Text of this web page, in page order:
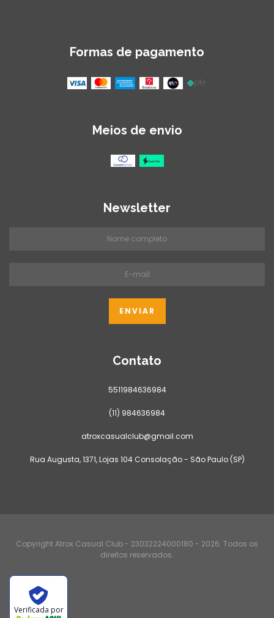
Formas de pagamento
Meios de envio
Newsletter
Contato
5511984636984
(11) 984636984
atroxcasualclub@gmail.com
Rua Augusta, 1371, Lojas 104 Consolação - São Paulo (SP)
Copyright Atrox Casual Club - 23032224000180 - 2026. Todos os
direitos reservados.
Verificada por